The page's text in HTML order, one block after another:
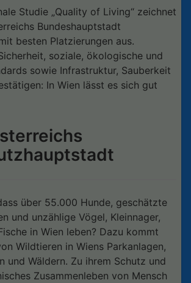
Studie „Quality of Living“ zeichnet
Bundeshauptstadt
besten Platzierungen aus.
soziale, ökologische und
sowie Infrastruktur, Sauberkeit
In Wien lässt es sich gut
über 55.000 Hunde, geschätzte
und unzählige Vögel, Kleinnager,
in Wien leben? Dazu kommt
Wildtieren in Wiens Parkanlagen,
und Wäldern. Zu ihrem Schutz und
Zusammenleben von Mensch